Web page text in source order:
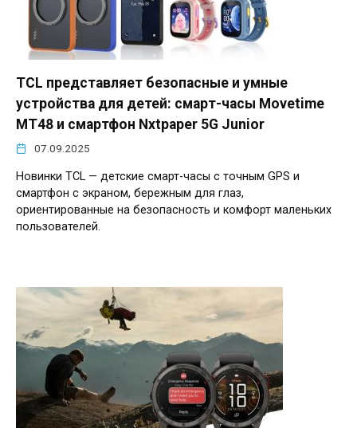
TCL представляет безопасные и умные
устройства для детей: смарт-часы Movetime
MT48 и смартфон Nxtpaper 5G Junior
07.09.2025
Новинки TCL — детские смарт-часы с точным GPS и
смартфон с экраном, бережным для глаз,
ориентированные на безопасность и комфорт маленьких
пользователей.